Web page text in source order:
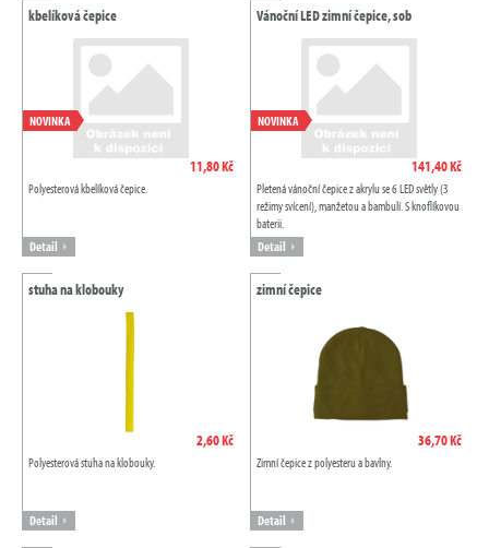
kbelíková čepice
NOVINKA
11,80 Kč
Polyesterová kbelíková čepice.
Detail
Vánoční LED zimní čepice, sob
NOVINKA
141,40 Kč
Pletená vánoční čepice z akrylu se 6 LED světly (3
režimy svícení), manžetou a bambulí. S knoflíkovou
baterii.
Detail
stuha na klobouky
2,60 Kč
Polyesterová stuha na klobouky.
Detail
zimní čepice
36,70 Kč
Zimní čepice z polyesteru a bavlny.
Detail